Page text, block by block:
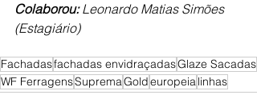
Colaborou: Leonardo Matias Simões
(Estagiário)
Fachadasfachadas envidraçadasGlaze Sacadas
WF FerragensSupremaGoldeuropeialinhas